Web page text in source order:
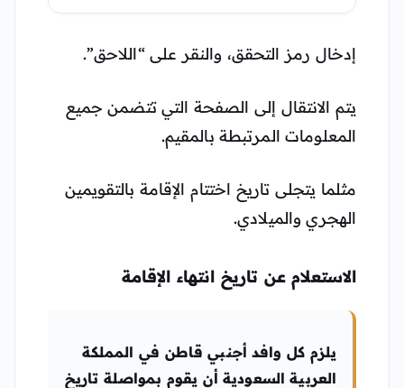
اقامة وافد 2025
إدخال رمز التحقق، والنقر على “اللاحق”.
يتم الانتقال إلى الصفحة التي تتضمن جميع
المعلومات المرتبطة بالمقيم.
مثلما يتجلى تاريخ اختتام الإقامة بالتقويمين
الهجري والميلادي.
الاستعلام عن تاريخ انتهاء الإقامة
يلزم كل وافد أجنبي قاطن في المملكة
العربية السعودية أن يقوم بمواصلة تاريخ